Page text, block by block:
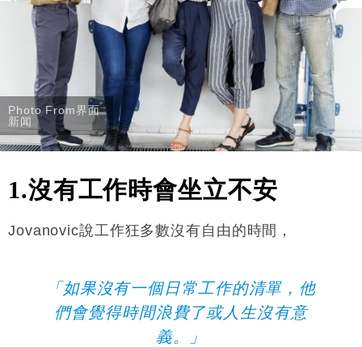
Photo From界面
新闻
1.沒有工作時會坐立不安
Jovanovic說工作狂多數沒有自由的時間，
「如果沒有一個日常工作的清單，他
們會覺得時間浪費了或人生沒有意
義。」